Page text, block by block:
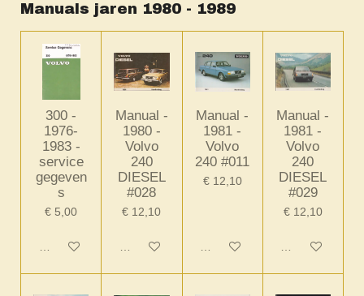
Manuals jaren 1980 - 1989
300 -
1976-
1983 -
service
gegeven
s
€ 5,00
In winkelwagen
Manual -
1980 -
Volvo
240
DIESEL
#028
€ 12,10
In winkelwagen
Manual -
1981 -
Volvo
240 #011
€ 12,10
In winkelwagen
Manual -
1981 -
Volvo
240
DIESEL
#029
€ 12,10
In winkelwagen